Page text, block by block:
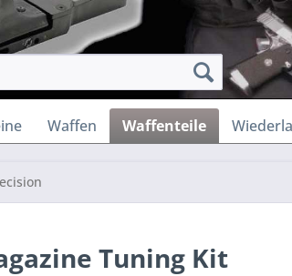
Waffen Waffenteile
Tuning Kit